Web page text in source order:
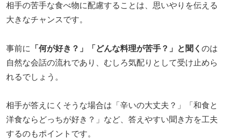
相手の苦手な食べ物に配慮することは、思いやりを伝える
大きなチャンスです。
事前に 「何が好き？」「どんな料理が苦手？」と聞く のは
自然な会話の流れであり、むしろ気配りとして受け止めら
れるでしょう。
相手が答えにくそうな場合は「辛いの大丈夫？」「和食と
洋食ならどっちが好き？」など、答えやすい聞き方を工夫
するのもポイントです。